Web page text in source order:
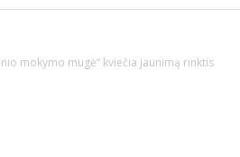
mokymo mugė“ kviečia jaunimą rinktis